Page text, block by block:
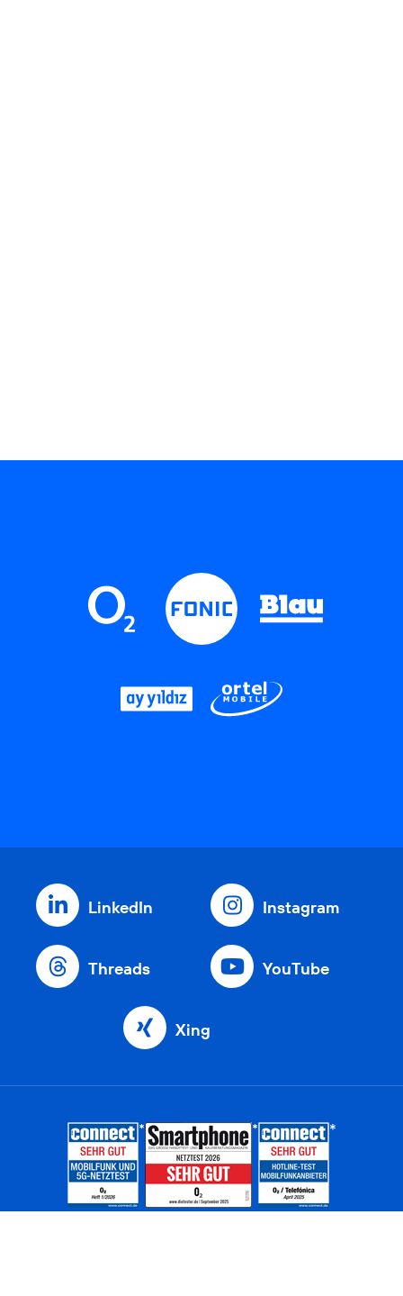
LinkedIn Instagram
Threads YouTube
Xing